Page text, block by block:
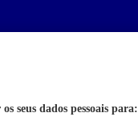
seus dados pessoais para: